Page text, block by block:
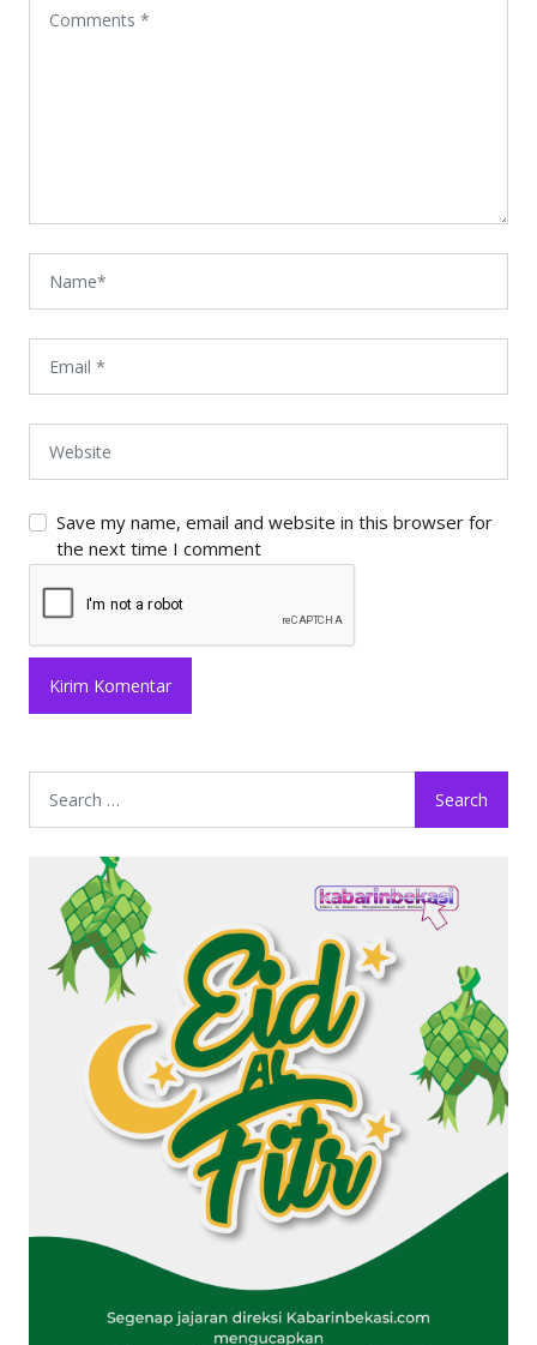
Save my name, email and website in this browser for
the next time I comment